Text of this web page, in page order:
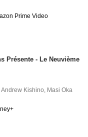
Prime Video
Présente - Le Neuvième
,Andrew Kishino Masi Oka